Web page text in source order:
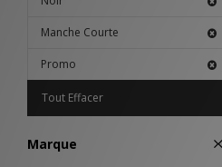
Manche Courte
Promo
Tout Effacer
Marque